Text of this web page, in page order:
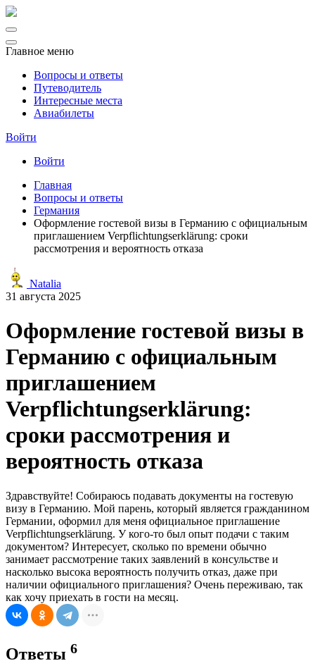
Главное меню
Вопросы и ответы
Путеводитель
Интересные места
Авиабилеты
Войти
Войти
Главная
Вопросы и ответы
Германия
Оформление гостевой визы в Германию с официальным
приглашением Verpflichtungserklärung: сроки
рассмотрения и вероятность отказа
Natalia
31 августа 2025
Оформление гостевой визы в
Германию с официальным
приглашением
Verpflichtungserklärung:
сроки рассмотрения и
вероятность отказа
Здравствуйте! Собираюсь подавать документы на гостевую
визу в Германию. Мой парень, который является гражданином
Германии, оформил для меня официальное приглашение
Verpflichtungserklärung. У кого-то был опыт подачи с таким
документом? Интересует, сколько по времени обычно
занимает рассмотрение таких заявлений в консульстве и
насколько высока вероятность получить отказ, даже при
наличии официального приглашения? Очень переживаю, так
как хочу приехать в гости на месяц.
Ответы 6